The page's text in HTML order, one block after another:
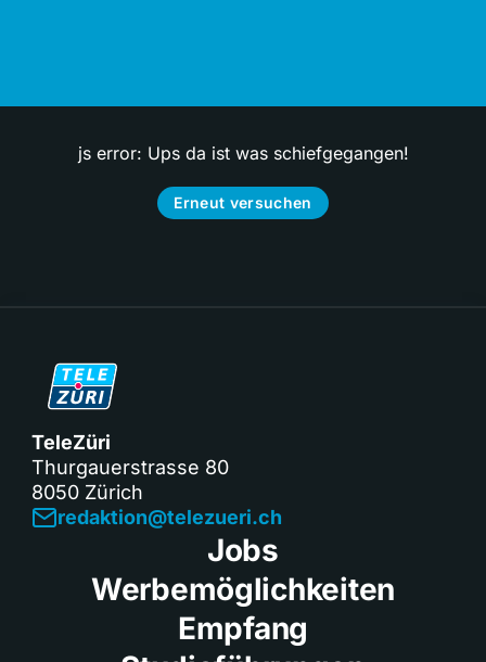
js error: Ups da ist was schiefgegangen!
Erneut versuchen
TeleZüri
Thurgauerstrasse 80
8050 Zürich
redaktion@telezueri.ch
Jobs
Werbemöglichkeiten
Empfang